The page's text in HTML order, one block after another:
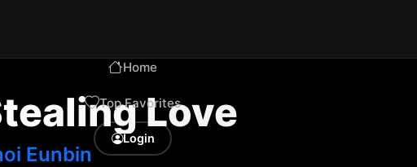
Home
Top Favorites
Login
Love
Eunbin